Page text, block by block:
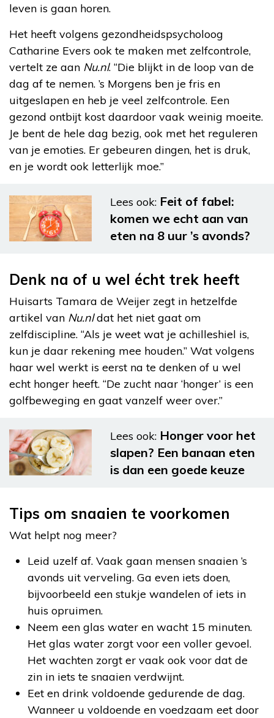
leven is gaan horen.
Het heeft volgens gezondheidspsycholoog
Catharine Evers ook te maken met zelfcontrole,
vertelt ze aan Nu.nl. “Die blijkt in de loop van de
dag af te nemen. ’s Morgens ben je fris en
uitgeslapen en heb je veel zelfcontrole. Een
gezond ontbijt kost daardoor vaak weinig moeite.
Je bent de hele dag bezig, ook met het reguleren
van je emoties. Er gebeuren dingen, het is druk,
en je wordt ook letterlijk moe.”
Lees ook: Feit of fabel:
komen we echt aan van
eten na 8 uur ’s avonds?
Denk na of u wel écht trek heeft
Huisarts Tamara de Weijer zegt in hetzelfde
artikel van Nu.nldat het niet gaat om
zelfdiscipline. “Als je weet wat je achilleshiel is,
kun je daar rekening mee houden.” Wat volgens
haar wel werkt is eerst na te denken of u wel
echt honger heeft. “De zucht naar ‘honger’ is een
golfbeweging en gaat vanzelf weer over.”
Lees ook: Honger voor het
slapen? Een banaan eten
is dan een goede keuze
Tips om snaaien te voorkomen
Wat helpt nog meer?
Leid uzelf af. Vaak gaan mensen snaaien ’s
avonds uit verveling. Ga even iets doen,
bijvoorbeeld een stukje wandelen of iets in
huis opruimen.
Neem een glas water en wacht 15 minuten.
Het glas water zorgt voor een voller gevoel.
Het wachten zorgt er vaak ook voor dat de
zin in iets te snaaien verdwijnt.
Eet en drink voldoende gedurende de dag.
Wanneer u voldoende en voedzaam eet door